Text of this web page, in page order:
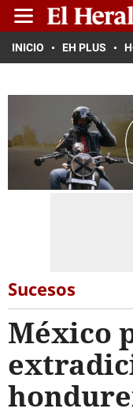
INICIO EH PLUS
Sucesos
México